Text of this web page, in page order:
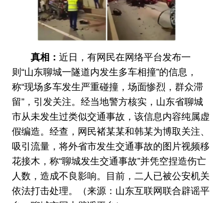
真相： 近日，有网民在网络平台发布一
则“山东聊城一隧道内发生多车相撞”的信息，
称“现场多车发生严重碰撞，场面惨烈，群众滞
留”，引发关注。经当地警方核实，山东省聊城
市从未发生过类似交通事故，该信息内容纯属虚
假编造。经查，网民褚某某和韩某为博取关注、
吸引流量，将外省市发生交通事故的图片视频移
花接木，称“聊城发生交通事故”并凭空捏造伤亡
人数，造成不良影响。目前，二人已被公安机关
依法打击处理。（来源：山东互联网联合辟谣平